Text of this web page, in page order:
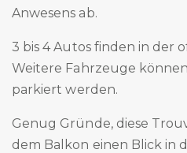
Anwesens ab.
3 bis 4 Autos finden in der
Weitere Fahrzeuge
parkiert werden.
Genug Gründe, diese
dem Balkon einen Blick in